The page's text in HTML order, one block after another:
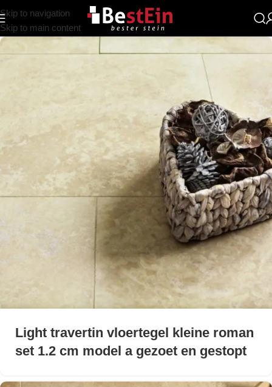
Skip to navigation
Skip to main content
Light travertin vloertegel kleine roman
set 1.2 cm model a gezoet en gestopt